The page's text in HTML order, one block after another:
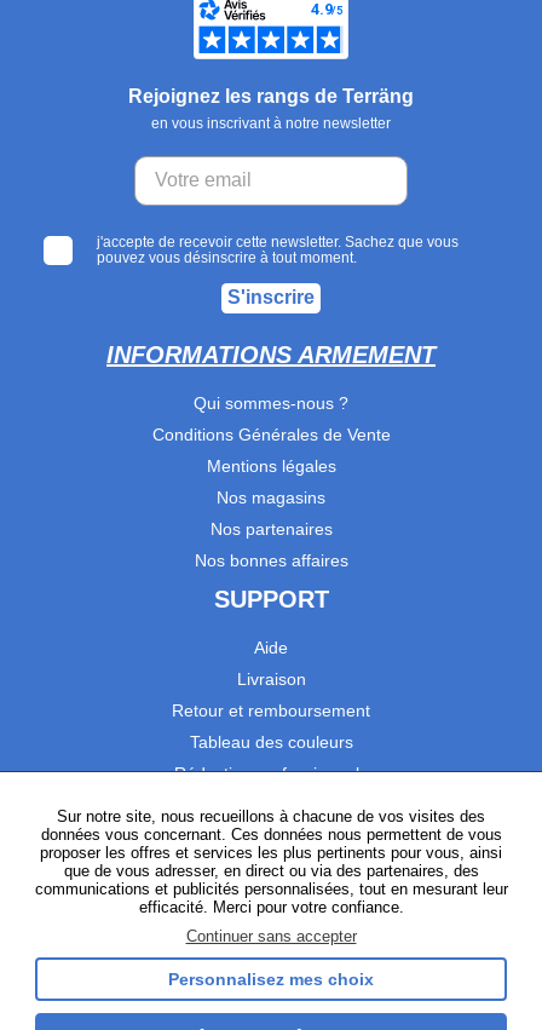
Rejoignez les rangs de Terräng
en vous inscrivant à notre newsletter
j'accepte de recevoir cette newsletter. Sachez que vous
pouvez vous désinscrire à tout moment.
S'inscrire
INFORMATIONS ARMEMENT
Qui sommes-nous ?
Conditions Générales de Vente
Mentions légales
Nos magasins
Nos partenaires
Nos bonnes affaires
SUPPORT
Aide
Livraison
Retour et remboursement
Tableau des couleurs
Réduction professionnels
Satisfaction Clients
SUIVEZ-NOUS
InstagramTikTokFacebookYouTubeLinkedIn
Sur notre site, nous recueillons à chacune de vos visites des
données vous concernant. Ces données nous permettent de vous
proposer les offres et services les plus pertinents pour vous, ainsi
que de vous adresser, en direct ou via des partenaires, des
communications et publicités personnalisées, tout en mesurant leur
efficacité. Merci pour votre confiance.
Continuer sans accepter
Personnalisez mes choix